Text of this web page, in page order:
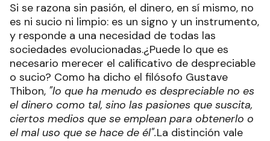
Si se razona sin pasión, el dinero, en sí mismo, no
es ni sucio ni limpio: es un signo y un instrumento,
y responde a una necesidad de todas las
sociedades evolucionadas.¿Puede lo que es
necesario merecer el calificativo de despreciable
o sucio? Como ha dicho el filósofo Gustave
Thibon, "lo que ha menudo es despreciable no es
el dinero como tal, sino las pasiones que suscita,
ciertos medios que se emplean para obtenerlo o
el mal uso que se hace de él".La distinción vale